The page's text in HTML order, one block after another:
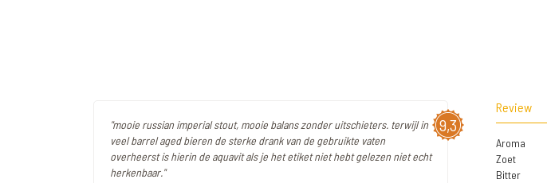
9,3
"mooie russian imperial stout, mooie balans zonder uitschieters. terwijl in
veel barrel aged bieren de sterke drank van de gebruikte vaten
overheerst is hierin de aquavit als je het etiket niet hebt gelezen niet echt
herkenbaar."
Review
Aroma
Zoet
Bitter